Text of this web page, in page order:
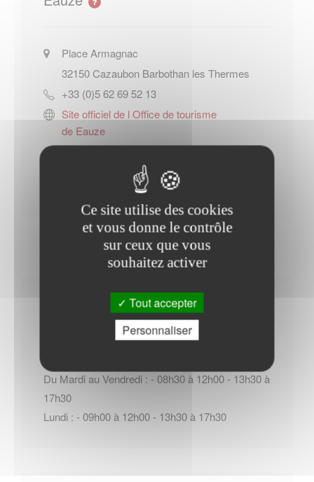
Place Armagnac
32150Cazaubon Barbothan les Thermes
+33 (0)5 62 69 52 13
Site officiel de l Office de tourisme
de Eauze
Contacter l'office de tourisme
Horaires Mairie
Du Mardi au Vendredi : - 08h30 à 12h00 - 13h30 à
17h30
Lundi : - 09h00 à 12h00 - 13h30 à 17h30
Ce site utilise des cookies
et vous donne le contrôle
sur ceux que vous
souhaitez activer
Tout accepter
Personnaliser